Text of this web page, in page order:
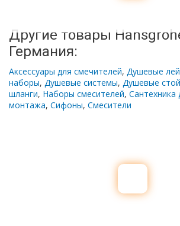
Другие товары
Германия:
Аксессуары для смечителей, Душевые
наборы, Душевые системы, Душевые
шланги, Наборы смесителей, Сантехника
монтажа, Сифоны, Смесители